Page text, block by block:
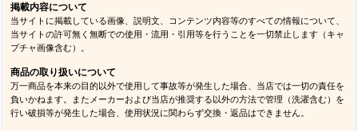
掲載内容について
当サイトに掲載している画像、説明文、コンテンツ内容等のすべての情報について、
当サイトの許可無く無断での使用・流用・引用等を行うことを一切禁止します（キャ
プチャ画像含む）。
商品の取り扱いについて
万一商品を本来の目的以外で使用して事故等が発生した場合、当店では一切の責任を
負いかねます。またメーカーおよび当店が推奨する以外の方法で管理（洗濯含む）を
行い破損等が発生した場合、使用状況に関わらず交換・返品はできません。